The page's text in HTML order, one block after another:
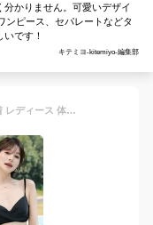
かりません。可愛いデザイ
ンピース、セパレートなどタ
です！
キテミヨ-kitemiyo-編集部
【14日限定全品10%OFFクーポン】水着 レディース 体型カバー水着 ビキニ クロップド丈 3点セット 10代 20代 30代 40代 ママ水着 かわいい おしゃれ セパレート 白 シースルートップス クロスブラ ティアードスカート パンツ一体型スカート 二の腕 ウエスト